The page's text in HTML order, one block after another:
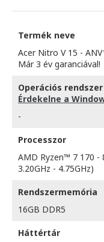
Termék neve
Acer Nitro V 15 -
Már 3 év garanciával!
Operációs rendszer
Érdekelne a
-
Processzor
AMD Ryzen™ 7 170 -
3.20GHz - 4.75GHz)
Rendszermemória
16GB DDR5
Háttértár